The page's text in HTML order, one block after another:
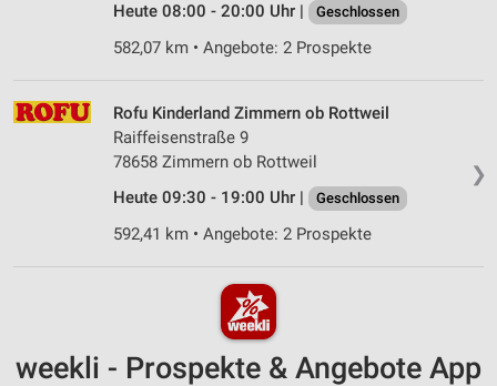
Heute 08:00 - 20:00 Uhr |
Geschlossen
582,07 km • Angebote: 2 Prospekte
❯
Rofu Kinderland Zimmern ob Rottweil
Raiffeisenstraße 9
78658 Zimmern ob Rottweil
Heute 09:30 - 19:00 Uhr |
Geschlossen
592,41 km • Angebote: 2 Prospekte
weekli - Prospekte & Angebote App